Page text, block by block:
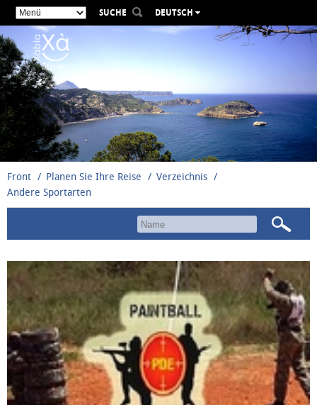
SUCHE
DEUTSCH
ESPAÑOL
FRANÇAIS
РУССКИЙ
Front Planen Sie Ihre Reise
Verzeichnis
Andere Sportarten